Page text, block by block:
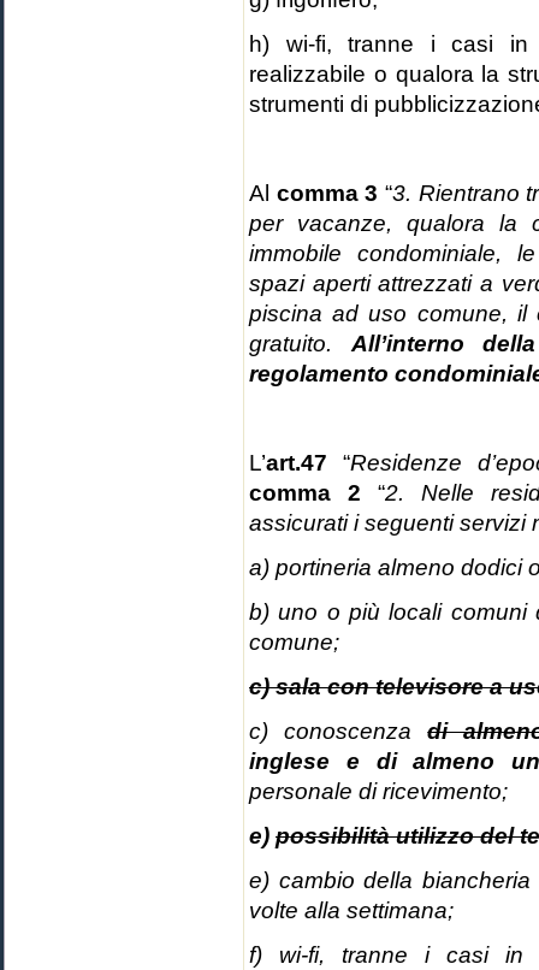
h) wi-fi, tranne i casi in
realizzabile o qualora la
strumenti di
Al comma 3 “3. Rientrano
per vacanze, qualora la
immobile condominiale,
spazi aperti attrezzati a
piscina ad uso comune, il
gratuito. All’interno
regolamento
L’art.47 “Residenze
comma 2 “2. Nelle
assicurati i seguenti servizi
a) portineria almeno dodici
b) uno o più locali comuni
comune;
c)sala con televisore a
c) conoscenzadi
inglese
e di almeno
personale di ricevimento;
e) possibilità utilizzo del
e) cambio della
volte alla settimana;
f) wi-fi, tranne i casi in